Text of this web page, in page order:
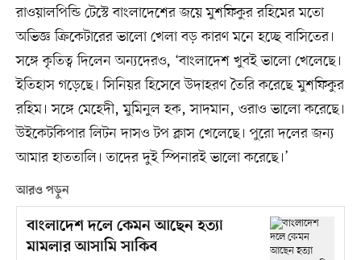
রাওয়ালপিন্ডি টেস্টে বাংলাদেশের জয়ে মুশফিকুর রহিমের মতো
অভিজ্ঞ ক্রিকেটারের ভালো খেলা বড় কারণ মনে হচ্ছে বাসিতের।
সঙ্গে কৃতিত্ব দিলেন অন্যদেরও, ‘বাংলাদেশ খুবই ভালো খেলেছে।
ইতিহাস গড়েছে। সিনিয়র হিসেবে উদাহরণ তৈরি করেছে মুশফিকুর
রহিম। সঙ্গে মেহেদী, মুমিনুল হক, সাদমান, ওরাও ভালো করেছে।
উইকেটকিপার লিটন দাসও টপ ক্লাস খেলেছে। পুরো দলের জন্য
আমার হাততালি। তাদের দুই স্পিনারই ভালো করেছে।’
আরও পড়ুন
বাংলাদেশ দলে কেমন আছেন হত্যা
মামলার আসামি সাকিব